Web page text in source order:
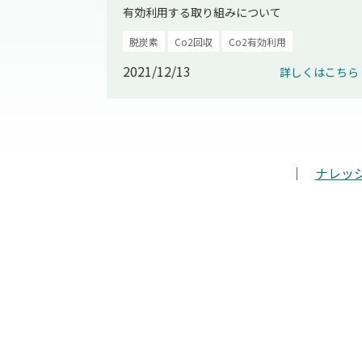
有効利用する取り組みについて
脱炭素 Co2回収 Co2有効利用
2021/12/13 詳しくはこちら
｜ ナレッ